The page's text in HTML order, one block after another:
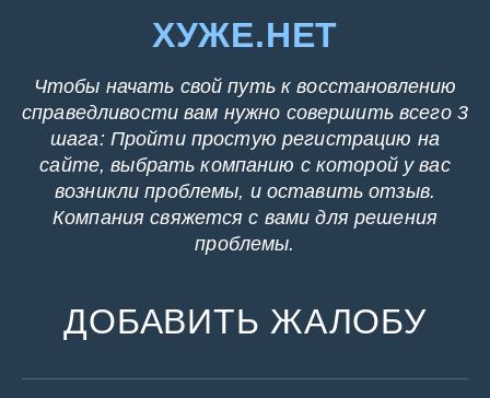
ХУЖЕ.НЕТ
Чтобы начать свой путь к восстановлению
справедливости вам нужно совершить всего 3
шага: Пройти простую регистрацию на
сайте, выбрать компанию с которой у вас
возникли проблемы, и оставить отзыв.
Компания свяжется с вами для решения
проблемы.
ДОБАВИТЬ ЖАЛОБУ